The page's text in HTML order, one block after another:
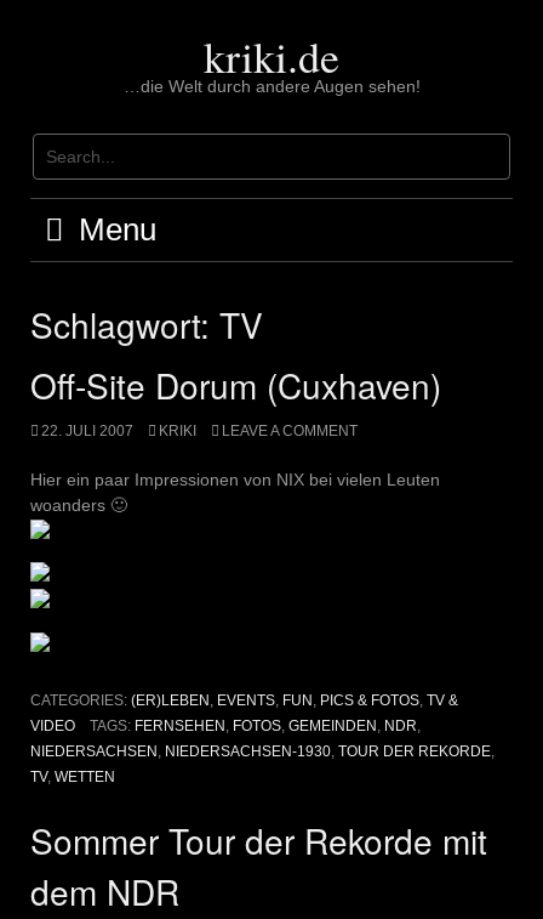
kriki.de
…die Welt durch andere Augen sehen!
Menu
Schlagwort: TV
Off-Site Dorum (Cuxhaven)
22. JULI 2007 KRIKI LEAVE A COMMENT
Hier ein paar Impressionen von NIX bei vielen Leuten
woanders 🙂
CATEGORIES: (ER)LEBEN , EVENTS, FUN , PICS & FOTOS, TV &
VIDEO
TAGS: FERNSEHEN , FOTOS, GEMEINDEN , NDR,
NIEDERSACHSEN , NIEDERSACHSEN-1930, TOUR DER REKORDE,
TV, WETTEN
Sommer Tour der Rekorde mit
dem NDR